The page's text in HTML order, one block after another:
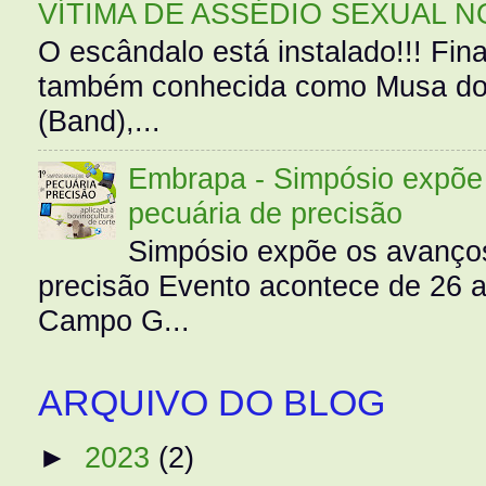
VÍTIMA DE ASSÉDIO SEXUAL
O escândalo está instalado!!!
também conhecida como Musa
(Band),...
Embrapa - Simpósio
pecuária de precisão
Simpósio expõe os
precisão Evento acontece de 26
Campo G...
ARQUIVO DO BLOG
► 2023 (2)